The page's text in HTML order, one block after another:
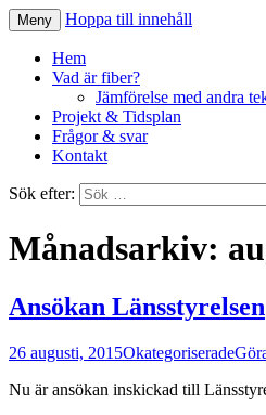
Fiber till
Meny Hoppa till innehåll
Hem
Vad är fiber?
Jämförelse med andra
Projekt & Tidsplan
Frågor & svar
Kontakt
Sök efter:
Månadsarkiv:
Ansökan Länsstyrelsen
26 augusti, 2015Okategoriserade
Nu är ansökan inskickad till